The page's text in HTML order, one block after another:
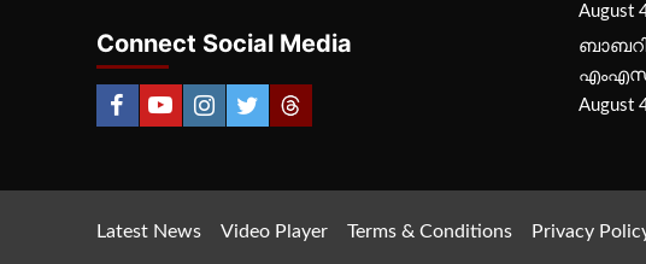
Connect Social Media
August
എംഎസ്
August
Latest News Video Player Terms & Conditions Privacy